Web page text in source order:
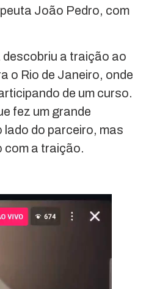
João Pedro, com
a traição ao
o Rio de Janeiro, onde
de um curso.
fez um grande
do parceiro, mas
com a traição.